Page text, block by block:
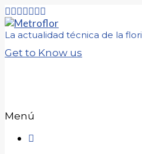
La actualidad técnica de la
Get to Know us
Menú